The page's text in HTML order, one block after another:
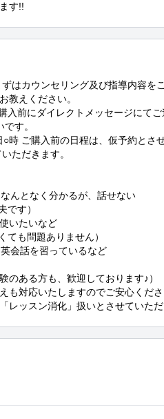
す!!
ウンセリング及び指導内容をご
教えください。
入前にダイレクトメッセージにて
です。
時 ご購入前の日程は、仮予約とさ
んとなく分かるが、話せない
夫です）
いたいなど
ても問題ありません）
会話を習っているなど
のある方も、歓迎しております♪）
対応いたしますのでご安心くださ
ッスン消化」扱いとさせていただ